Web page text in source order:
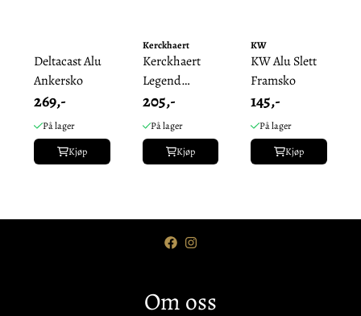
Deltacast Alu
Ankersko
269,-
På lager
Kjøp
Kerckhaert
Kerckhaert
Legend
Aluminium
18x6 - Bak
205,-
På lager
Kjøp
KW
KW Alu Slett
Framsko
145,-
På lager
Kjøp
Om oss